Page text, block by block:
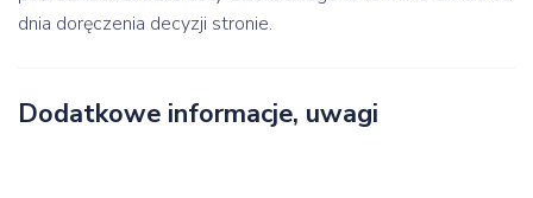
dnia doręczenia decyzji stronie.
Dodatkowe informacje, uwagi